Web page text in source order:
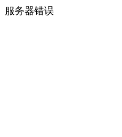
服务器错误